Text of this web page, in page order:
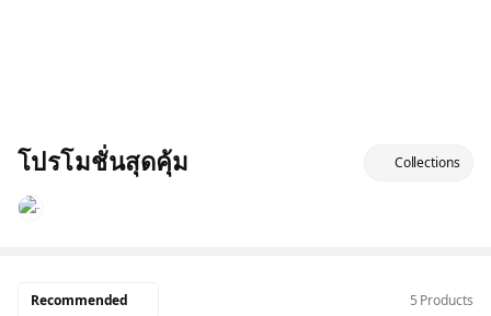
โปรโมชั่นสุดคุ้ม Collections
Recommended 5 Products